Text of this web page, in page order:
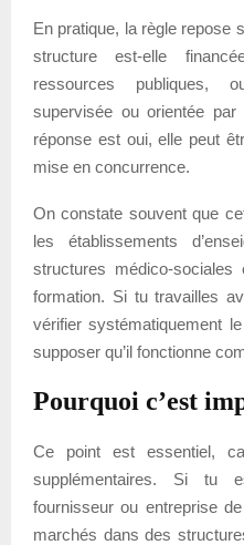
En pratique, la règle repose
structure est-elle
ressources publiques,
supervisée ou orientée
réponse est oui, elle peut
mise en concurrence.
On constate souvent que
les établissements
structures médico-
formation. Si tu travailles
vérifier systématiquement
supposer qu’il fonctionne
Pourquoi c’est
Ce point est essentiel,
supplémentaires. Si tu
fournisseur ou entreprise
marchés dans des